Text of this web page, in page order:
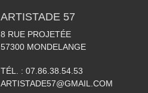
ARTISTADE 57
8 RUE PROJETÉE
57300 MONDELANGE
TÉL. : 07.86.38.54.53
ARTISTADE57@GMAIL.COM